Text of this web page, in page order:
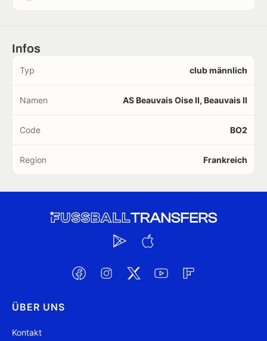
Infos
Typ club männlich
Namen AS Beauvais Oise II, Beauvais II
Code BO2
Region Frankreich
ÜBER UNS
Kontakt